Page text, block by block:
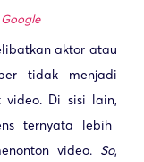
aktor atau
tidak menjadi
Di sisi lain,
ternyata lebih
video. So,